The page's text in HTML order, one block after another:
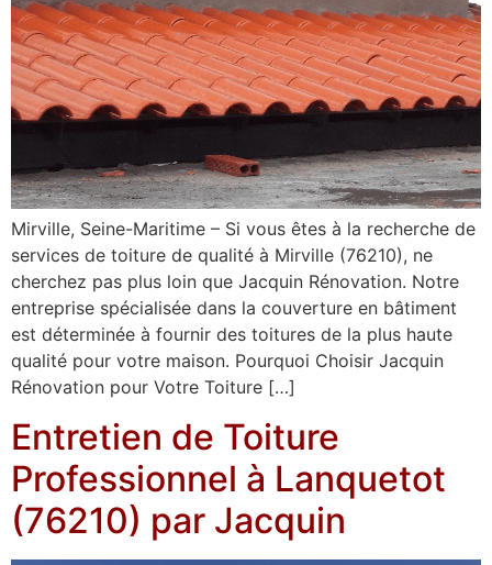
Mirville, Seine-Maritime – Si vous êtes à la recherche de
services de toiture de qualité à Mirville (76210), ne
cherchez pas plus loin que Jacquin Rénovation. Notre
entreprise spécialisée dans la couverture en bâtiment
est déterminée à fournir des toitures de la plus haute
qualité pour votre maison. Pourquoi Choisir Jacquin
Rénovation pour Votre Toiture […]
Entretien de Toiture
Professionnel à Lanquetot
(76210) par Jacquin